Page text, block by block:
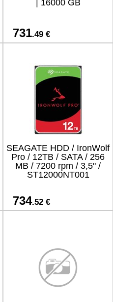
| 16000 GB
731.49 €
SEAGATE HDD / IronWolf
Pro / 12TB / SATA / 256
MB / 7200 rpm / 3,5" /
ST12000NT001
734.52 €